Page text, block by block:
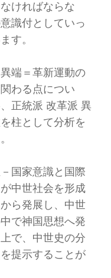
ければならな
識付としていっ
す。
端＝革新運動の
わる点につい
正統派 改革派 異
柱として分析を
国家意識と国際
中世社会を形成
ら発展し、中世
で神国思想へ発
で、中世史の分
提示することが